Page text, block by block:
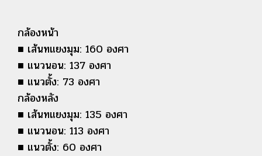
กล้องหน้า
■ เส้นทแยงมุม: 160 องศา
■ แนวนอน: 137 องศา
■ แนวตั้ง: 73 องศา
กล้องหลัง
■ เส้นทแยงมุม: 135 องศา
■ แนวนอน: 113 องศา
■ แนวตั้ง: 60 องศา